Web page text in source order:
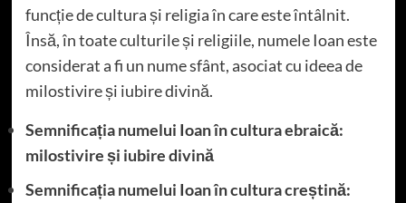
funcție de cultura și religia în care este întâlnit.
Însă, în toate culturile și religiile, numele Ioan este
considerat a fi un nume sfânt, asociat cu ideea de
milostivire și iubire divină.
Semnificația numelui Ioan în cultura ebraică:
milostivire și iubire divină
Semnificația numelui Ioan în cultura creștină: